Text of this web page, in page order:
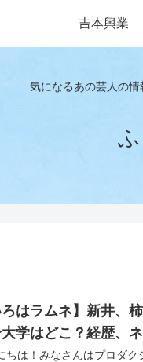
気になるあの芸人の情
吉本興業
ろはラムネ】新井、
学はどこ？経歴、
ちは！みなさんはプロダ